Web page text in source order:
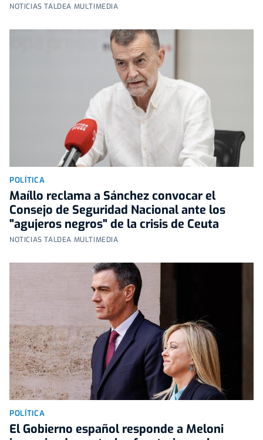
NOTICIAS TALDEA MULTIMEDIA
POLÍTICA
Maíllo reclama a Sánchez convocar el
Consejo de Seguridad Nacional ante los
"agujeros negros" de la crisis de Ceuta
NOTICIAS TALDEA MULTIMEDIA
POLÍTICA
El Gobierno español responde a Meloni